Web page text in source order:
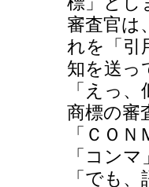
審査官は
れを「引
知を送っ
「えっ
商標の審
「ＣＯ
「コン
「でも